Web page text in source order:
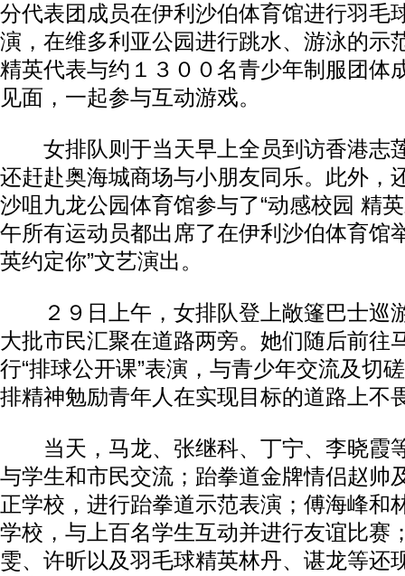
分代表团成员在伊利沙伯体育馆进行羽毛
演，在维多利亚公园进行跳水、游泳的示
精英代表与约１３００名青少年制服团体
见面，一起参与互动游戏。
女排队则于当天早上全员到访香港志
还赶赴奥海城商场与小朋友同乐。此外，
沙咀九龙公园体育馆参与了“动感校园 精
午所有运动员都出席了在伊利沙伯体育馆
英约定你”文艺演出。
２９日上午，女排队登上敞篷巴士巡
大批市民汇聚在道路两旁。她们随后前往
行“排球公开课”表演，与青少年交流及切
排精神勉励青年人在实现目标的道路上不
当天，马龙、张继科、丁宁、李晓霞
与学生和市民交流；跆拳道金牌情侣赵帅
正学校，进行跆拳道示范表演；傅海峰和
学校，与上百名学生互动并进行友谊比赛
雯、许昕以及羽毛球精英林丹、谌龙等还